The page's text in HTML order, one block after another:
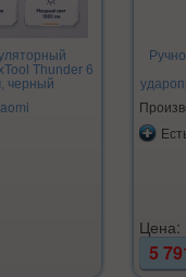
Thunder 6
черный
Цена:
5